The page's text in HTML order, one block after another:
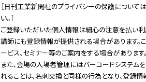
［日刊工業新聞社のプライバシーの保護については
い。］
ご登録いただいた個人情報は細心の注意を払い利
講師にも登録情報が提供される場合があります。
ービス、セミナー等のご案内をする場合があります。
また、会場の入場者管理にはバーコードシステム
れることは、名刺交換と同様の行為となり、登録